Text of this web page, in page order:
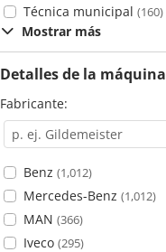
Técnica municipal (160)
Mostrar más
Detalles de la máquina
Fabricante:
Benz (1,012)
Mercedes-Benz (1,012)
MAN (366)
Iveco (295)